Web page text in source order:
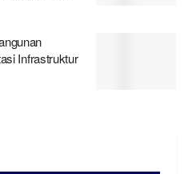
Infrastruktur